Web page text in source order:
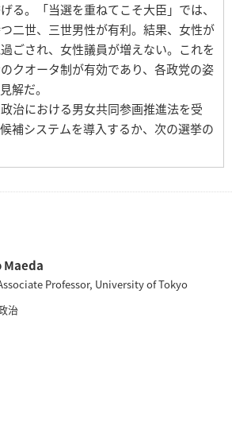
る。「当選を重ねてこそ大臣」では、
二世、三世男性が有利。結果、女性が
ごされ、女性議員が増えない。これを
クオータ制が有効であり、各政党の姿
解だ。
治における男女共同参画推進法を受
補システムを導入するか、次の選挙の
Maeda
Professor, University of Tokyo
治